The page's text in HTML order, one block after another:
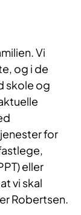
Vi
og i de
skole og
for
eller
vi skal
Robertsen.